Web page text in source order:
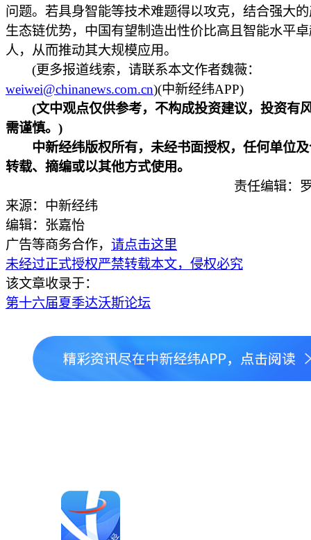
问题。若具身智能等技术难题得以攻克，结合强大
生态链优势，中国有望制造出性价比高且智能水平
人，从而推动其大规模应用。
(更多报道线索，请联系本文作者魏薇：
weiwei@chinanews.com.cn)(中新经纬APP)
(文中观点仅供参考，不构成投资建议，投资有
需谨慎。)
中新经纬版权所有，未经书面授权，任何单位及
转载、摘编或以其他方式使用。
责任编辑：
来源：中新经纬
编辑：张嘉怡
广告等商务合作， 请点击这里
未经过正式授权严禁转载本文，侵权必究
该文章收录于：
第十六届夏季达沃斯论坛